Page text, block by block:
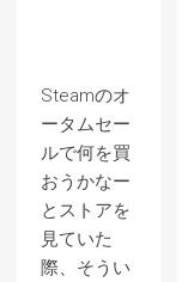
Steamのオ
ータムセー
ルで何を買
おうかなー
とストアを
見ていた
際、そうい